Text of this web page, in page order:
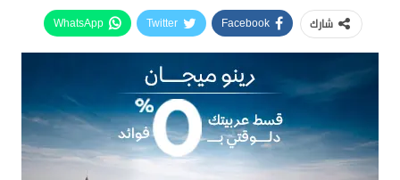
شارك Facebook
Twitter
WhatsApp